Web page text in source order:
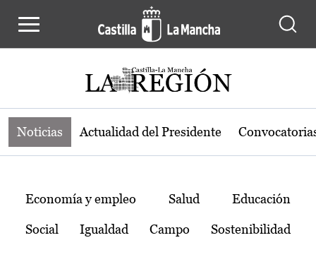
Noticias de la región de Castilla-La
Noticias Actualidad del Presidente
Temas
Economía y empleo Salud Educación
Social Igualdad Campo Sostenibilidad